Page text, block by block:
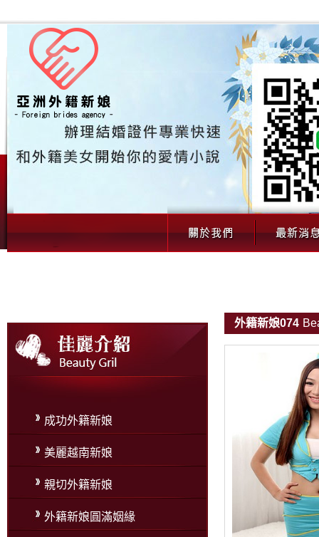
成功外籍新娘
美麗越南新娘
親切外籍新娘
外籍新娘圓滿姻緣
外籍新娘074